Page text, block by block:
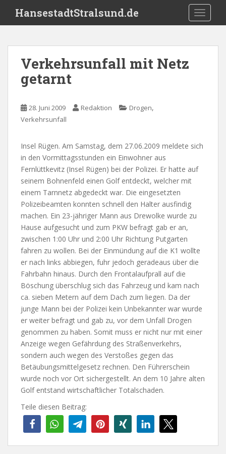
i
HansestadtStralsund.de
Verkehrsunfall mit Netz
getarnt
28. Juni 2009 Redaktion Drogen,
Verkehrsunfall
Insel Rügen. Am Samstag, dem 27.06.2009 meldete sich
in den Vormittagsstunden ein Einwohner aus
Fernlüttkevitz (Insel Rügen) bei der Polizei. Er hatte auf
seinem Bohnenfeld einen Golf entdeckt, welcher mit
einem Tarnnetz abgedeckt war. Die eingesetzten
Polizeibeamten konnten schnell den Halter ausfindig
machen. Ein 23-jähriger Mann aus Drewolke wurde zu
Hause aufgesucht und zum PKW befragt gab er an,
zwischen 1:00 Uhr und 2:00 Uhr Richtung Putgarten
fahren zu wollen. Bei der Einmündung auf die K1 wollte
er nach links abbiegen, fuhr jedoch geradeaus über die
Fahrbahn hinaus. Durch den Frontalaufprall auf die
Böschung überschlug sich das Fahrzeug und kam nach
ca. sieben Metern auf dem Dach zum liegen. Da der
junge Mann bei der Polizei kein Unbekannter war wurde
er weiter befragt und gab zu, vor dem Unfall Drogen
genommen zu haben. Somit muss er nicht nur mit einer
Anzeige wegen Gefährdung des Straßenverkehrs,
sondern auch wegen des Verstoßes gegen das
Betäubungsmittelgesetz rechnen. Den Führerschein
wurde noch vor Ort sichergestellt. An dem 10 Jahre alten
Golf entstand wirtschaftlicher Totalschaden.
Teile diesen Beitrag: